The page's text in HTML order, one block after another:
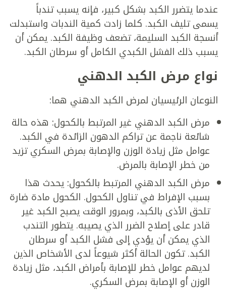
عندما يتضرر الكبد بشكل كبير، فإنه يسبب تندباً
يسمى تليف الكبد. كلما زادت كمية الندبات واستبدلت
أنسجة الكبد السليمة، تضعف وظيفة الكبد. يمكن أن
يسبب ذلك الفشل الكبدي الكامل أو سرطان الكبد.
نواع مرض الكبد الدهني
النوعان الرئيسيان لمرض الكبد الدهني هما:
مرض الكبد الدهني غير المرتبط بالكحول: هذه حالة
شائعة ناجمة عن تراكم الدهون الزائدة في الكبد.
عوامل مثل زيادة الوزن والإصابة بمرض السكري تزيد
من خطر الإصابة بالمرض.
مرض الكبد الدهني المرتبط بالكحول: يحدث هذا
بسبب الإفراط في تناول الكحول. الكحول مادة ضارة
تلحق الأذى بالكبد، وبمرور الوقت يصبح الكبد غير
قادر على إصلاح الضرر الذي يصيبه. يتطور التندب
الذي يمكن أن يؤدي إلى فشل الكبد أو سرطان
الكبد. تكون الحالة أكثر شيوعاً لدى الأشخاص الذين
لديهم عوامل خطر للإصابة بأمراض الكبد، مثل زيادة
الوزن أو الإصابة بمرض السكري.